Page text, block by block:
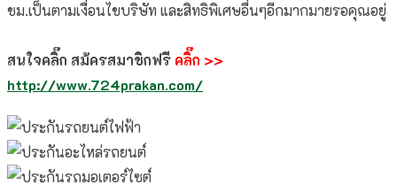
ชม.เป็นตามเงื่อนไขบริษัท และสิทธิพิเศษอื่นๆอีกมากมายรอคุณอยู่
สนใจคลิ๊ก สม้ครสมาชิกฟรี คลิ๊ก >>
http://www.724prakan.com/